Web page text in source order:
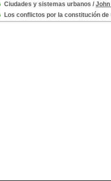
Ciudades y sistemas urbanos / John
Los conflictos por la constitución de